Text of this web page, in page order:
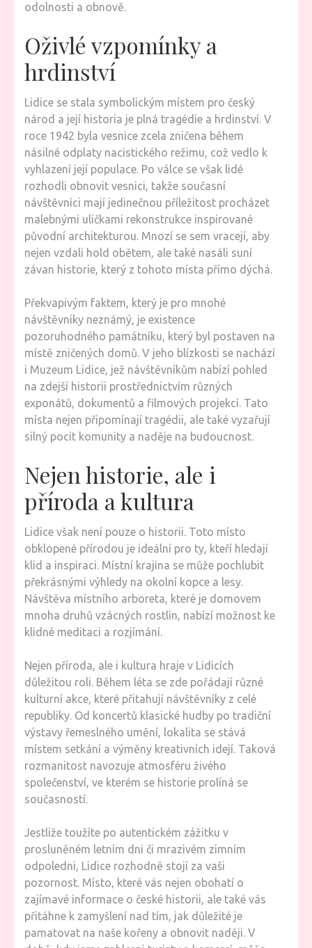
odolnosti a obnově.
Oživlé vzpomínky a
hrdinství
Lidice se stala symbolickým místem pro český
národ a její historia je plná tragédie a hrdinství. V
roce 1942 byla vesnice zcela zničena během
násilné odplaty nacistického režimu, což vedlo k
vyhlazení její populace. Po válce se však lidé
rozhodli obnovit vesnici, takže současní
návštěvníci mají jedinečnou příležitost procházet
malebnými uličkami rekonstrukce inspirované
původní architekturou. Mnozí se sem vracejí, aby
nejen vzdali hold obětem, ale také nasáli suní
závan historie, který z tohoto místa přímo dýchá.
Překvapivým faktem, který je pro mnohé
návštěvníky neznámý, je existence
pozoruhodného památníku, který byl postaven na
místě zničených domů. V jeho blízkosti se nachází
i Muzeum Lidice, jež návštěvníkům nabízí pohled
na zdejší historii prostřednictvím různých
exponátů, dokumentů a filmových projekcí. Tato
místa nejen připomínají tragédii, ale také vyzařují
silný pocit komunity a naděje na budoucnost.
Nejen historie, ale i
příroda a kultura
Lidice však není pouze o historii. Toto místo
obklopené přírodou je ideální pro ty, kteří hledají
klid a inspiraci. Místní krajina se může pochlubit
překrásnými výhledy na okolní kopce a lesy.
Návštěva místního arboreta, které je domovem
mnoha druhů vzácných rostlin, nabízí možnost ke
klidné meditaci a rozjímání.
Nejen příroda, ale i kultura hraje v Lidicích
důležitou roli. Během léta se zde pořádají různé
kulturní akce, které přitahují návštěvníky z celé
republiky. Od koncertů klasické hudby po tradiční
výstavy řemeslného umění, lokalita se stává
místem setkání a výměny kreativních idejí. Taková
rozmanitost navozuje atmosféru živého
společenství, ve kterém se historie prolíná se
současností.
Jestliže toužíte po autentickém zážitku v
prosluněném letním dni či mrazivém zimním
odpoledni, Lidice rozhodně stojí za vaši
pozornost. Místo, které vás nejen obohatí o
zajímavé informace o české historii, ale také vás
přitáhne k zamyšlení nad tím, jak důležité je
pamatovat na naše kořeny a obnovit naději. V